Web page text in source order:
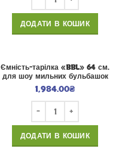
ДОДАТИ В КОШИК
Ємність-тарілка «BBL» 64 см.
для шоу мильних бульбашок
1,984.00₴
ДОДАТИ В КОШИК